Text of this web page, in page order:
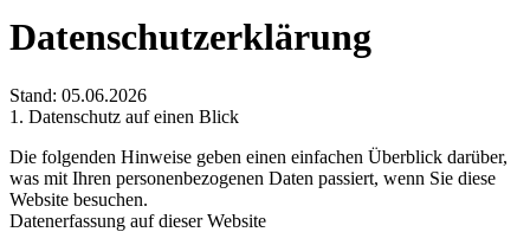
Datenschutzerklärung
Stand: 05.06.2026
1. Datenschutz auf einen Blick
Die folgenden Hinweise geben einen einfachen Überblick darüber,
was mit Ihren personenbezogenen Daten passiert, wenn Sie diese
Website besuchen.
Datenerfassung auf dieser Website